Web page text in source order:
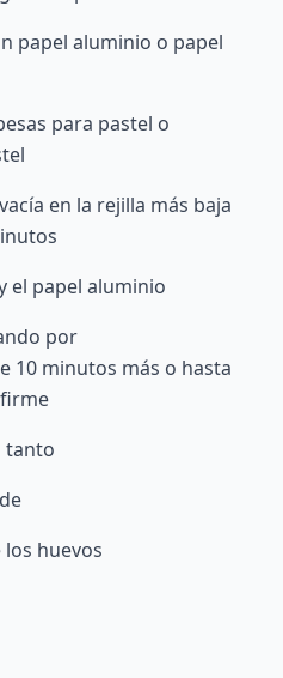
papel aluminio o papel
para pastel o
en la rejilla más baja
el papel aluminio
por
10 minutos más o hasta
tanto
huevos